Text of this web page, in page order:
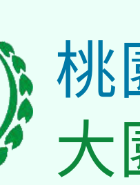
桃
大